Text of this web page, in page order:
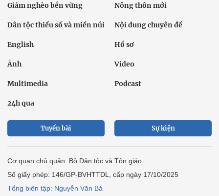
Giảm nghèo bền vững Nông thôn mới
Dân tộc thiểu số và miền núi Nội dung chuyên đề
English Hồ sơ
Ảnh Video
Multimedia Podcast
24h qua
Tuyến bài Sự kiện
Cơ quan chủ quản: Bộ Dân tộc và Tôn giáo
Số giấy phép: 146/GP-BVHTTDL, cấp ngày 17/10/2025
Tổng biên tập: Nguyễn Văn Bá